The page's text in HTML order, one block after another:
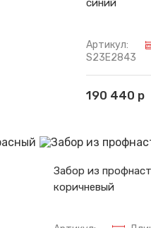
синий
Артикул:
S23E2843
190 440 р
Забор из
коричневый